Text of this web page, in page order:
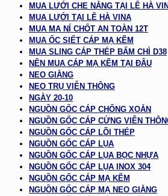
MUA LƯỚI CHE NẮNG TẠI LÊ HÀ
MUA LƯỚI TẠI LÊ HÀ VINA
MUA MA NÍ CHỐT AN TOÀN 12T
MUA ỐC SIẾT CÁP MẠ KẼM
MUA SLING CÁP THÉP BẤM CHÌ D38
NÊN MUA CÁP MẠ KẼM TẠI ĐÂU
NEO GIẰNG
NEO TRỤ VIỄN THÔNG
NGÀY 20-10
NGUỒN GỐC CÁP CHỐNG XOẮN
NGUỒN GỐC CÁP CỨNG VIỄN
NGUỒN GỐC CÁP LÕI THÉP
NGUỒN GỐC CÁP LỤA
NGUỒN GỐC CÁP LỤA BỌC NHỰA
NGUỒN GỐC CÁP LỤA INOX 304
NGUỒN GỐC CÁP MẠ KẼM
NGUỒN GỐC CÁP MẠ NEO GIẰNG